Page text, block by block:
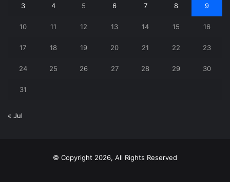
3 4 5 6 7 8 9
10 11 12 13 14 15 16
17 18 19 20 21 22 23
24 25 26 27 28 29 30
31
« Jul
© Copyright 2026, All Rights Reserved